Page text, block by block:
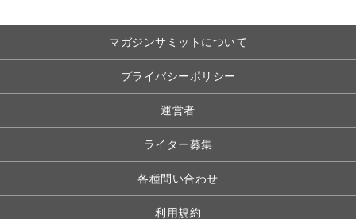
マガジンサミットについて
プライバシーポリシー
運営者
ライター募集
各種問い合わせ
利用規約